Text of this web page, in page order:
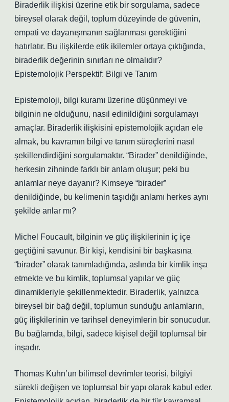
Biraderlik ilişkisi üzerine etik bir sorgulama, sadece
bireysel olarak değil, toplum düzeyinde de güvenin,
empati ve dayanışmanın sağlanması gerektiğini
hatırlatır. Bu ilişkilerde etik ikilemler ortaya çıktığında,
biraderlik değerinin sınırları ne olmalıdır?
Epistemolojik Perspektif: Bilgi ve Tanım
Epistemoloji, bilgi kuramı üzerine düşünmeyi ve
bilginin ne olduğunu, nasıl edinildiğini sorgulamayı
amaçlar. Biraderlik ilişkisini epistemolojik açıdan ele
almak, bu kavramın bilgi ve tanım süreçlerini nasıl
şekillendirdiğini sorgulamaktır. “Birader” denildiğinde,
herkesin zihninde farklı bir anlam oluşur; peki bu
anlamlar neye dayanır? Kimseye “birader”
denildiğinde, bu kelimenin taşıdığı anlamı herkes aynı
şekilde anlar mı?
Michel Foucault, bilginin ve güç ilişkilerinin iç içe
geçtiğini savunur. Bir kişi, kendisini bir başkasına
“birader” olarak tanımladığında, aslında bir kimlik inşa
etmekte ve bu kimlik, toplumsal yapılar ve güç
dinamikleriyle şekillenmektedir. Biraderlik, yalnızca
bireysel bir bağ değil, toplumun sunduğu anlamların,
güç ilişkilerinin ve tarihsel deneyimlerin bir sonucudur.
Bu bağlamda, bilgi, sadece kişisel değil toplumsal bir
inşadır.
Thomas Kuhn’un bilimsel devrimler teorisi, bilgiyi
sürekli değişen ve toplumsal bir yapı olarak kabul eder.